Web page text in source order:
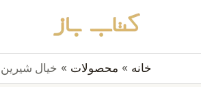
محتوا
خانه محصولات خیال شیرین